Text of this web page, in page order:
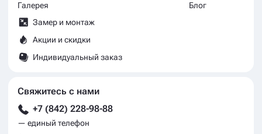
Галерея
Замер и монтаж
Акции и скидки
Индивидуальный заказ
Блог
Свяжитесь с нами
+7 (842) 228-98-88
— единый телефон